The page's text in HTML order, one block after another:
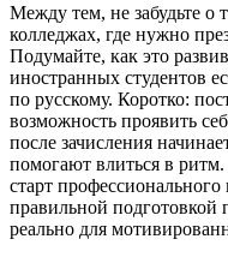
Между тем, не забудьте о
колледжах, где нужно
Подумайте, как это
иностранных студентов
по русскому. Коротко:
возможность проявить
после зачисления
помогают влиться в
старт
правильной подготовкой
реально для